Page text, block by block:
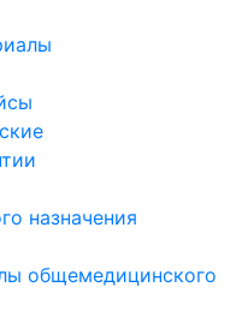
назначения
общемедицинского